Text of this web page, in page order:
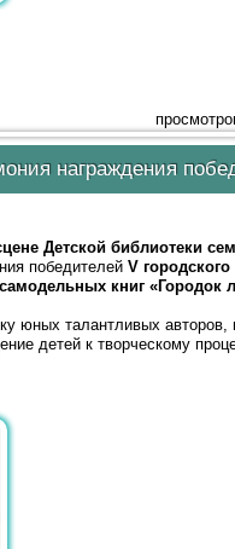
награждения
Детской библиотеки
победителейV
книг «Городок
юных талантливых авторов,
детей к творческому